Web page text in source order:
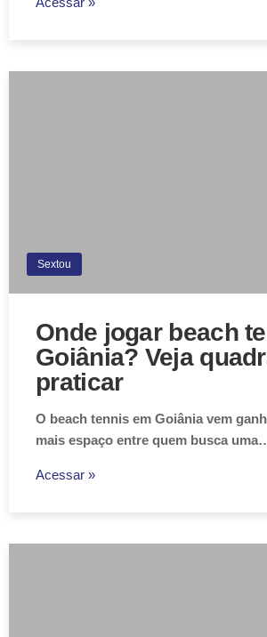
Sextou
Onde jogar beach
Goiânia? Veja
praticar
O beach tennis em Goiânia vem
mais espaço entre quem busca
Acessar »